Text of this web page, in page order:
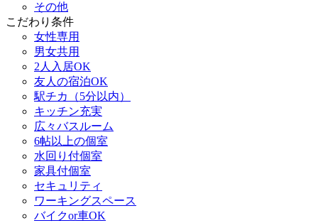
その他
こだわり条件
女性専用
男女共用
2人入居OK
友人の宿泊OK
駅チカ（5分以内）
キッチン充実
広々バスルーム
6帖以上の個室
水回り付個室
家具付個室
セキュリティ
ワーキングスペース
バイクor車OK